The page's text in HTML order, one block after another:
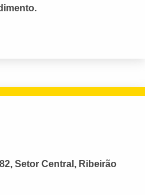
Setor Central, Ribeirão